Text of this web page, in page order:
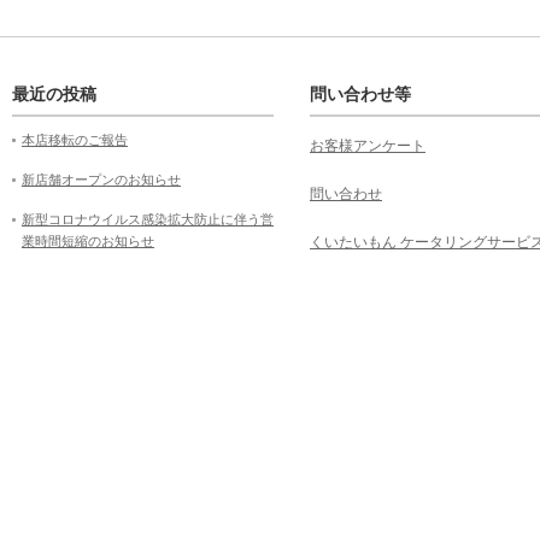
最近の投稿
本店移転のご報告
新店舗オープンのお知らせ
新型コロナウイルス感染拡大防止に伴う営
業時間短縮のお知らせ
問い合わせ等
お客様アンケート
問い合わせ
くいたいもん ケータリングサービ